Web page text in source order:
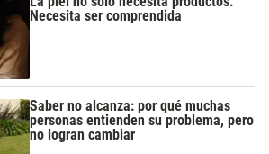
Necesita ser comprendida
Saber no alcanza: por qué muchas
personas entienden su problema, pero
no logran cambiar